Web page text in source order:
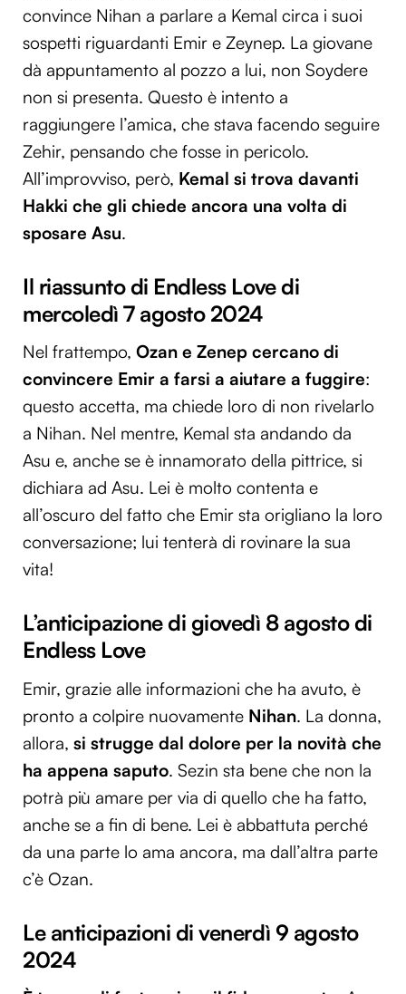
convince Nihan a parlare a Kemal circa i suoi
sospetti riguardanti Emir e Zeynep. La giovane
dà appuntamento al pozzo a lui, non Soydere
non si presenta. Questo è intento a
raggiungere l’amica, che stava facendo seguire
Zehir, pensando che fosse in pericolo.
All’improvviso, però, Kemal si trova davanti
Hakki che gli chiede ancora una volta di
sposare Asu.
Il riassunto di Endless Love di
mercoledì 7 agosto 2024
Nel frattempo, Ozan e Zenep cercano di
convincere Emir a farsi a aiutare a fuggire:
questo accetta, ma chiede loro di non rivelarlo
a Nihan. Nel mentre, Kemal sta andando da
Asu e, anche se è innamorato della pittrice, si
dichiara ad Asu. Lei è molto contenta e
all’oscuro del fatto che Emir sta origliano la loro
conversazione; lui tenterà di rovinare la sua
vita!
L’anticipazione di giovedì 8 agosto di
Endless Love
Emir, grazie alle informazioni che ha avuto, è
pronto a colpire nuovamente Nihan. La donna,
allora, si strugge dal dolore per la novità che
ha appena saputo. Sezin sta bene che non la
potrà più amare per via di quello che ha fatto,
anche se a fin di bene. Lei è abbattuta perché
da una parte lo ama ancora, ma dall’altra parte
c’è Ozan.
Le anticipazioni di venerdì 9 agosto
2024